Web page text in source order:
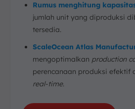
Rumus menghitung
jumlah unit yang diproduksi
tersedia.
ScaleOcean Atlas
mengoptimalkan production
perencanaan produksi efektif
real-time.